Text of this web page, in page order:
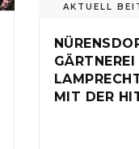
AKTUELL
GÄRTNEREI
MIT DER